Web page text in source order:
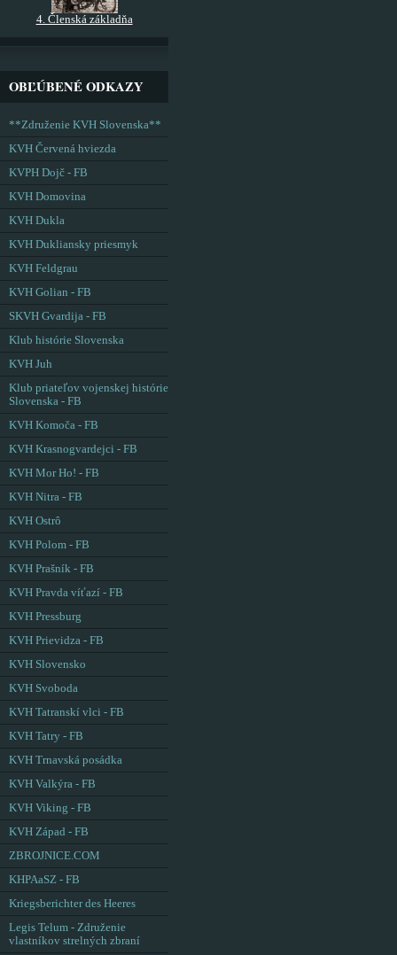
4. Členská základňa
OBĽÚBENÉ ODKAZY
**Združenie KVH Slovenska**
KVH Červená hviezda
KVPH Dojč - FB
KVH Domovina
KVH Dukla
KVH Dukliansky priesmyk
KVH Feldgrau
KVH Golian - FB
SKVH Gvardija - FB
Klub histórie Slovenska
KVH Juh
Klub priateľov vojenskej histórie
Slovenska - FB
KVH Komoča - FB
KVH Krasnogvardejci - FB
KVH Mor Ho! - FB
KVH Nitra - FB
KVH Ostrô
KVH Polom - FB
KVH Prašník - FB
KVH Pravda víťazí - FB
KVH Pressburg
KVH Prievidza - FB
KVH Slovensko
KVH Svoboda
KVH Tatranskí vlci - FB
KVH Tatry - FB
KVH Trnavská posádka
KVH Valkýra - FB
KVH Viking - FB
KVH Západ - FB
ZBROJNICE.COM
KHPAaSZ - FB
Kriegsberichter des Heeres
Legis Telum - Združenie
vlastníkov strelných zbraní